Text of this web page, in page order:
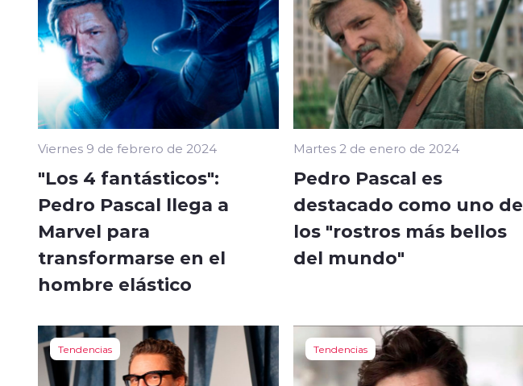
Viernes 9 de febrero de 2024
"Los 4 fantásticos":
Pedro Pascal llega a
Marvel para
transformarse en el
hombre elástico
Martes 2 de enero de 2024
Pedro Pascal es
destacado como uno de
los "rostros más bellos
del mundo"
Tendencias Tendencias